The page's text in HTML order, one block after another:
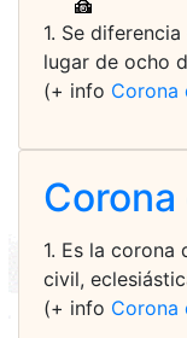
1. Se
lugar de ocho
(+ info Corona
1. Es la corona
civil,
(+ info Corona